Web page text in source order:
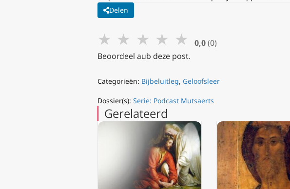
Delen
★ ★ ★ ★ ★ 0,0 (0)
Beoordeel aub deze post.
Categorieën: Bijbeluitleg, Geloofsleer
Dossier(s): Serie: Podcast Mutsaerts
Gerelateerd